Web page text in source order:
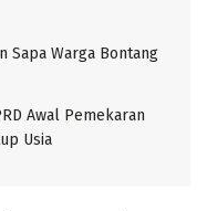
Sapa Warga Bontang
Awal Pemekaran
Usia